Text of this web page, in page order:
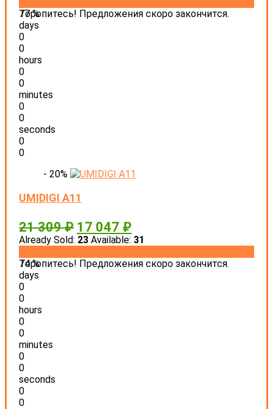
77 %
Торопитесь! Предложения скоро закончится.
days
0
0
hours
0
0
minutes
0
0
seconds
0
0
- 20%
UMIDIGI A11
21 309₽ 17 047 ₽
Already Sold: 23 Available: 31
74 %
Торопитесь! Предложения скоро закончится.
days
0
0
hours
0
0
minutes
0
0
seconds
0
0